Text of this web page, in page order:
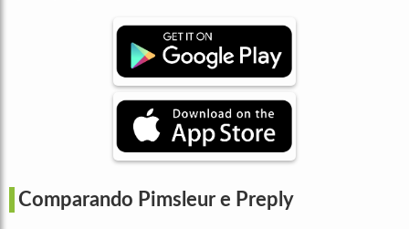
Comparando Pimsleur e Preply